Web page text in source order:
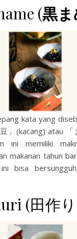
(黒ま
kata yang
」(kacang) atau 「
ini memiliki
makanan tahun
bisa
(田作